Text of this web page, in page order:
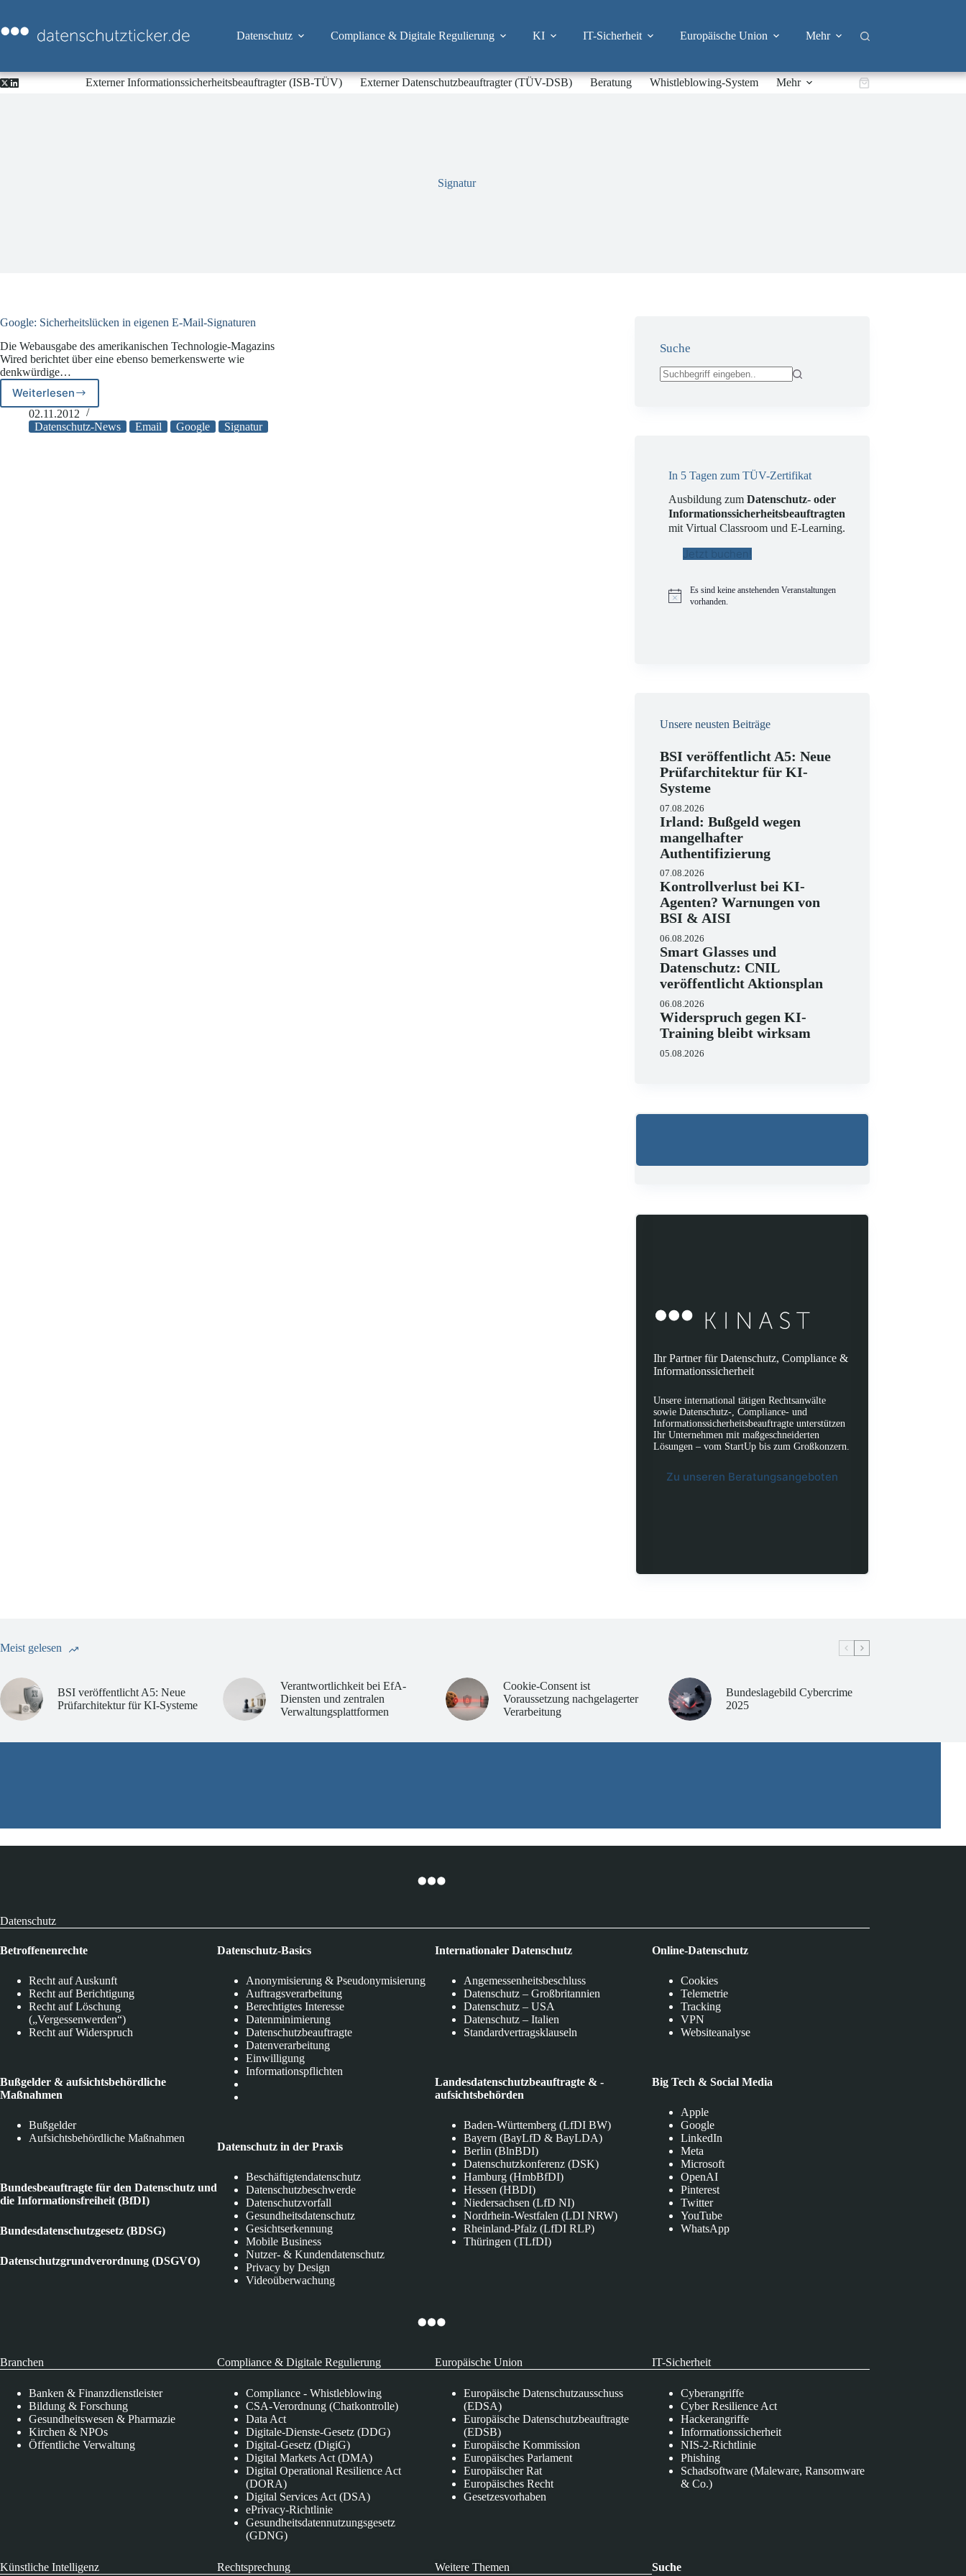
springen
Datenschutz Compliance & Digitale Regulierung KI IT-Sicherheit Europäische Union Mehr
Externer Informationssicherheitsbeauftragter (ISB-TÜV) Externer Datenschutzbeauftragter (TÜV-DSB) Beratung Whistleblowing-System Mehr Warenkorb
Signatur
Google: Sicherheitslücken in eigenen E-Mail-Signaturen
Die Webausgabe des amerikanischen Technologie-Magazins
Wired berichtet über eine ebenso bemerkenswerte wie
denkwürdige…
Weiterlesen
Google:
Sicherheitslücken
in
02.11.2012
Datenschutz-News
Email Google Signatur
Suche
In 5 Tagen zum TÜV-Zertifikat
Ausbildung zumDatenschutz- oder
Informationssicherheitsbeauftragten
mit Virtual Classroom und E-Learning.
Jetzt buchen!
H
Es sind keine anstehenden Veranstaltungen
vorhanden.
Unsere neusten Beiträge
BSI veröffentlicht A5: Neue
Prüfarchitektur für KI-
Systeme
07.08.2026
Irland: Bußgeld wegen
mangelhafter
Authentifizierung
07.08.2026
Kontrollverlust bei KI-
Agenten? Warnungen von
BSI & AISI
06.08.2026
Smart Glasses und
Datenschutz: CNIL
veröffentlicht Aktionsplan
06.08.2026
Widerspruch gegen KI-
Training bleibt wirksam
05.08.2026
Ihr Partner für Datenschutz, Compliance &
Informationssicherheit
Unsere international tätigen Rechtsanwälte
sowie Datenschutz-, Compliance- und
Informationssicherheitsbeauftragte unterstützen
Ihr Unternehmen mit maßgeschneiderten
Lösungen – vom StartUp bis zum Großkonzern.
Zu unseren Beratungsangeboten
Meist gelesen
BSI veröffentlicht A5: Neue
Prüfarchitektur für KI-Systeme
Verantwortlichkeit bei EfA-
Diensten und zentralen
Verwaltungsplattformen
Cookie-Consent ist
Voraussetzung nachgelagerter
Verarbeitung
Bundeslagebild Cybercrime
2025
Datenschutz
Betroffenenrechte
Recht auf Auskunft
Recht auf Berichtigung
Recht auf Löschung
(„Vergessenwerden“)
Recht auf Widerspruch
Bußgelder & aufsichtsbehördliche
Maßnahmen
Bußgelder
Aufsichtsbehördliche Maßnahmen
Bundesbeauftragte für den Datenschutz und
die Informationsfreiheit (BfDI)
Bundesdatenschutzgesetz (BDSG)
Datenschutzgrundverordnung (DSGVO)
Datenschutz-Basics
Anonymisierung & Pseudonymisierung
Auftragsverarbeitung
Berechtigtes Interesse
Datenminimierung
Datenschutzbeauftragte
Datenverarbeitung
Einwilligung
Informationspflichten
Datenschutz in der Praxis
Beschäftigtendatenschutz
Datenschutzbeschwerde
Datenschutzvorfall
Gesundheitsdatenschutz
Gesichtserkennung
Mobile Business
Nutzer- & Kundendatenschutz
Privacy by Design
Videoüberwachung
Internationaler Datenschutz
Angemessenheitsbeschluss
Datenschutz – Großbritannien
Datenschutz – USA
Datenschutz – Italien
Standardvertragsklauseln
Landesdatenschutzbeauftragte & -
aufsichtsbehörden
Baden-Württemberg (LfDI BW)
Bayern (BayLfD & BayLDA)
Berlin (BlnBDI)
Datenschutzkonferenz (DSK)
Hamburg (HmbBfDI)
Hessen (HBDI)
Niedersachsen (LfD NI)
Nordrhein-Westfalen (LDI NRW)
Rheinland-Pfalz (LfDI RLP)
Thüringen (TLfDI)
Online-Datenschutz
Cookies
Telemetrie
Tracking
VPN
Websiteanalyse
Big Tech & Social Media
Apple
Google
LinkedIn
Meta
Microsoft
OpenAI
Pinterest
Twitter
YouTube
WhatsApp
Branchen
Banken & Finanzdienstleister
Bildung & Forschung
Gesundheitswesen & Pharmazie
Kirchen & NPOs
Öffentliche Verwaltung
Compliance & Digitale Regulierung
Compliance - Whistleblowing
CSA-Verordnung (Chatkontrolle)
Data Act
Digitale-Dienste-Gesetz (DDG)
Digital-Gesetz (DigiG)
Digital Markets Act (DMA)
Digital Operational Resilience Act
(DORA)
Digital Services Act (DSA)
ePrivacy-Richtlinie
Gesundheitsdatennutzungsgesetz
(GDNG)
Europäische Union
Europäische Datenschutzausschuss
(EDSA)
Europäische Datenschutzbeauftragte
(EDSB)
Europäische Kommission
Europäisches Parlament
Europäischer Rat
Europäisches Recht
Gesetzesvorhaben
IT-Sicherheit
Cyberangriffe
Cyber Resilience Act
Hackerangriffe
Informationssicherheit
NIS-2-Richtlinie
Phishing
Schadsoftware (Maleware, Ransomware
& Co.)
Künstliche Intelligenz Rechtsprechung Weitere Themen Suche